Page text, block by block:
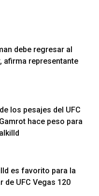
debe regresar al
afirma representante
los pesajes del UFC
hace peso para
es favorito para la
de UFC Vegas 120